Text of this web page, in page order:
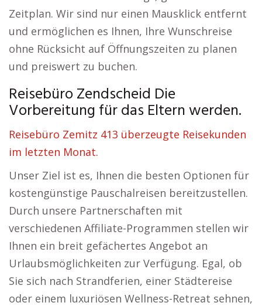
Zeitplan. Wir sind nur einen Mausklick entfernt
und ermöglichen es Ihnen, Ihre Wunschreise
ohne Rücksicht auf Öffnungszeiten zu planen
und preiswert zu buchen.
Reisebüro Zendscheid Die
Vorbereitung für das Eltern werden.
Reisebüro Zemitz 413 überzeugte Reisekunden
im letzten Monat.
Unser Ziel ist es, Ihnen die besten Optionen für
kostengünstige Pauschalreisen bereitzustellen.
Durch unsere Partnerschaften mit
verschiedenen Affiliate-Programmen stellen wir
Ihnen ein breit gefächertes Angebot an
Urlaubsmöglichkeiten zur Verfügung. Egal, ob
Sie sich nach Strandferien, einer Städtereise
oder einem luxuriösen Wellness-Retreat sehnen,